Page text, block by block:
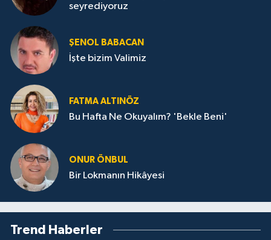
seyrediyoruz
ŞENOL BABACAN
İşte bizim Valimiz
FATMA ALTINÖZ
Bu Hafta Ne Okuyalım? 'Bekle Beni'
ONUR ÖNBUL
Bir Lokmanın Hikâyesi
Trend Haberler